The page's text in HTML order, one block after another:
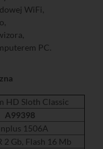
WiFi,
PC.
HD Sloth Classic
A99398
1506A
2 Gb, Flash 16 Mb